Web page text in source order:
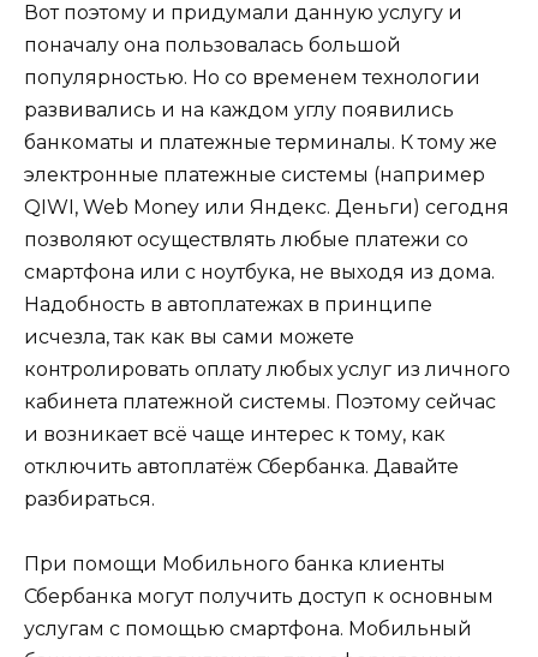
Вот поэтому и придумали данную услугу и
поначалу она пользовалась большой
популярностью. Но со временем технологии
развивались и на каждом углу появились
банкоматы и платежные терминалы. К тому же
электронные платежные системы (например
QIWI, Web Money или Яндекс. Деньги) сегодня
позволяют осуществлять любые платежи со
смартфона или с ноутбука, не выходя из дома.
Надобность в автоплатежах в принципе
исчезла, так как вы сами можете
контролировать оплату любых услуг из личного
кабинета платежной системы. Поэтому сейчас
и возникает всё чаще интерес к тому, как
отключить автоплатёж Сбербанка. Давайте
разбираться.
При помощи Мобильного банка клиенты
Сбербанка могут получить доступ к основным
услугам с помощью смартфона. Мобильный